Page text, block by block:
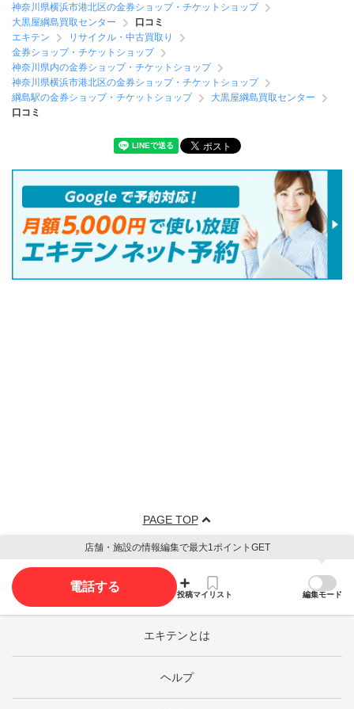
神奈川県横浜市港北区の金券ショップ・チケットショップ
大黒屋綱島買取センター
口コミ
エキテン
リサイクル・中古買取り
金券ショップ・チケットショップ
神奈川県内の金券ショップ・チケットショップ
神奈川県横浜市港北区の金券ショップ・チケットショップ
綱島駅の金券ショップ・チケットショップ
大黒屋綱島買取センター
口コミ
PAGE TOP
店舗・施設の情報編集で最大1ポイントGET
電話する
投稿マイリスト 編集モード
エキテンとは
ヘルプ